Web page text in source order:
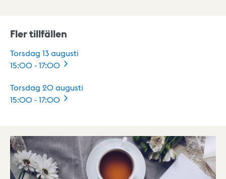
Fler tillfällen
Torsdag 13 augusti
15:00-17:00
Torsdag 20 augusti
15:00-17:00